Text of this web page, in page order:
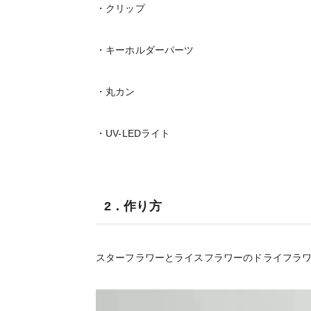
・クリップ
・キーホルダーパーツ
・丸カン
・UV-LEDライト
2．作り方
スターフラワーとライスフラワーのドライフラ